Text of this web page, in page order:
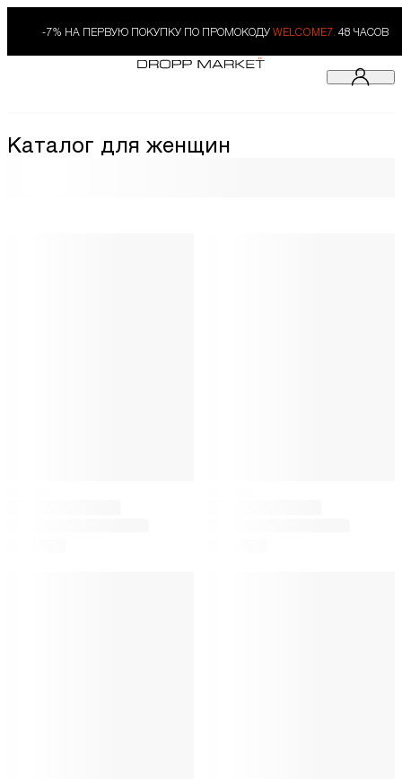
-7% НА ПЕРВУЮ ПОКУПКУ ПО ПРОМОКОДУ WELCOME7. 48 ЧАСОВ
Каталог для женщин